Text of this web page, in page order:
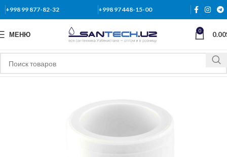
+998 99 877-82-32 +998 97 448-15-00
МЕНЮ 0 0.00